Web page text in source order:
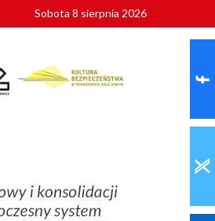
Sobota 8 sierpnia 2026